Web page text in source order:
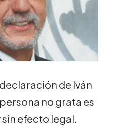
declaración de Iván
no grata es
sin efecto legal.